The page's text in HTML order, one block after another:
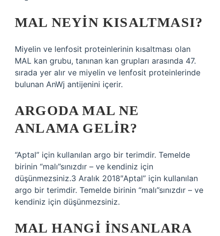
MAL NEYIN KISALTMASI?
Miyelin ve lenfosit proteinlerinin kısaltması olan
MAL kan grubu, tanınan kan grupları arasında 47.
sırada yer alır ve miyelin ve lenfosit proteinlerinde
bulunan AnWj antijenini içerir.
ARGODA MAL NE
ANLAMA GELIR?
“Aptal” için kullanılan argo bir terimdir. Temelde
birinin “malı”sınızdır – ve kendiniz için
düşünmezsiniz.3 Aralık 2018″Aptal” için kullanılan
argo bir terimdir. Temelde birinin “malı”sınızdır – ve
kendiniz için düşünmezsiniz.
MAL HANGI INSANLARA